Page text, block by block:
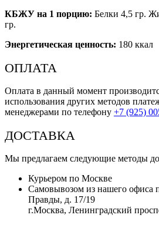
КБЖУ на 1 порцию: Белки 4,5 гр.
гр.
Энергетическая ценность: 180 ккал
ОПЛАТА
Оплата в данный момент
использования других методов
менеджерами по телефону +7 (925)
ДОСТАВКА
Мы предлагаем следующие методы
Курьером по Москве
Самовывозом из нашего офиса
Правды, д. 17/19
г.Москва, Ленинградский